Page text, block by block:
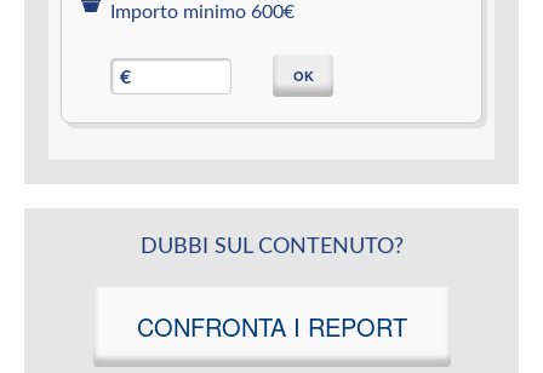
Importo minimo 600€
€ OK
DUBBI SUL CONTENUTO?
CONFRONTA I REPORT